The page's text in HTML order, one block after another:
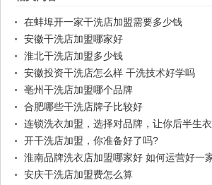
在蚌埠开一家干洗店加盟需要多少钱
安徽干洗店加盟哪家好
淮北干洗店加盟多少钱
安徽投资干洗店怎么样 干洗技术好学吗
亳州干洗店加盟哪个品牌
合肥哪些干洗店牌子比较好
连锁洗衣加盟，选择对品牌，让你后半生
开干洗店加盟，你准备好了吗?
淮南品牌洗衣店加盟哪家好 如何运营好一
安庆干洗店加盟费怎么算